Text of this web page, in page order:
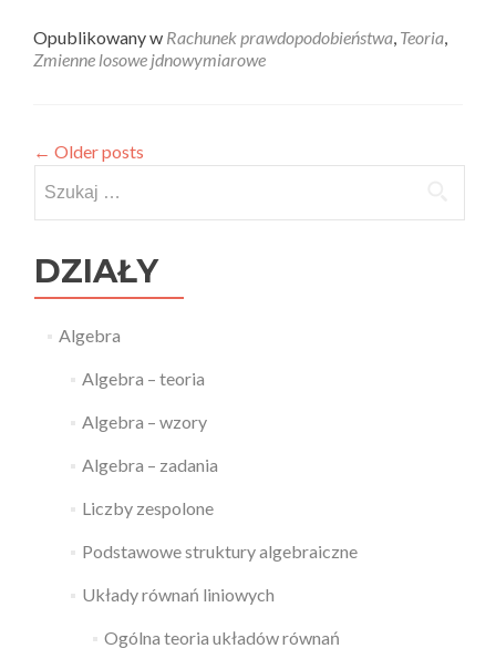
about
Zmienne
Opublikowany w Rachunek prawdopodobieństwa, Teoria,
Zmienne losowe jdnowymiarowe
← Older posts
DZIAŁY
Algebra
Algebra – teoria
Algebra – wzory
Algebra – zadania
Liczby zespolone
Podstawowe struktury algebraiczne
Układy równań liniowych
Ogólna teoria układów równań